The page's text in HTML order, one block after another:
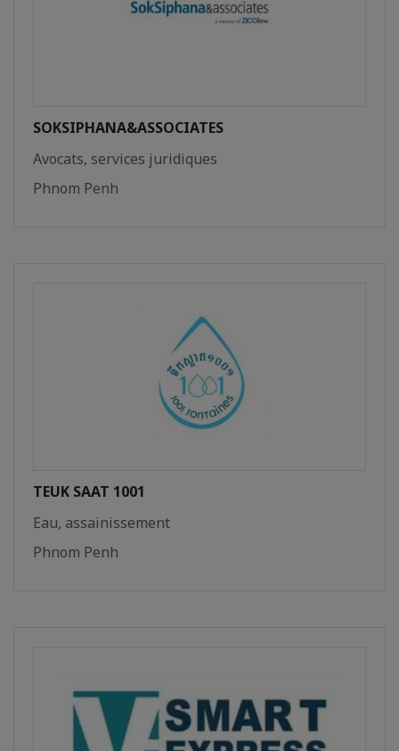
SOKSIPHANA&ASSOCIATES
Avocats, services juridiques
Phnom Penh
TEUK SAAT 1001
Eau, assainissement
Phnom Penh